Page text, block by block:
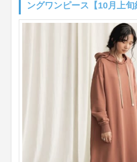
ングワンピース【10月上旬